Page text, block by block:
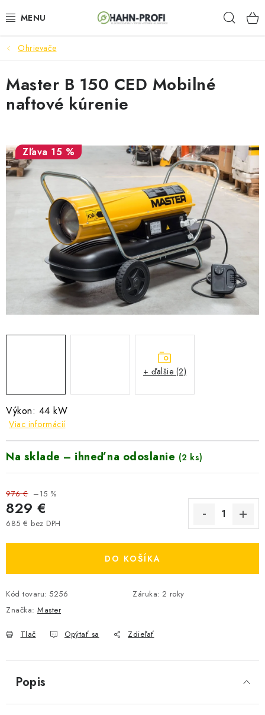
na
ELEKTROCENTRÁLY
ZAHRADNÍ TECHNIKA
STAVEBNÁ TECHNIKA
AKUMULÁTOROVÉ NÁRADIE
ODVLHČOVAČE A VENTILÁTORY
OHRIEVAČE
KLIMATIZÁCIA
VYHRIEVANIE
OUTLET
REFERENCIE
KONTAKTY
Ceny přepravy
Ohrievače
Výkon: 44 kW
Viac informácií
Na sklade – ihneď na odoslanie (2 ks)
976 € –15 %
829 €
685 € bez DPH
DO KOŠÍKA
Kód tovaru: 5256 Záruka: 2 roky
Značka: Master
Tlač Opýtať sa Zdieľať
Master B 150 CED Mobilné
naftové kúrenie
15 %
+ ďalšie (2)
Popis